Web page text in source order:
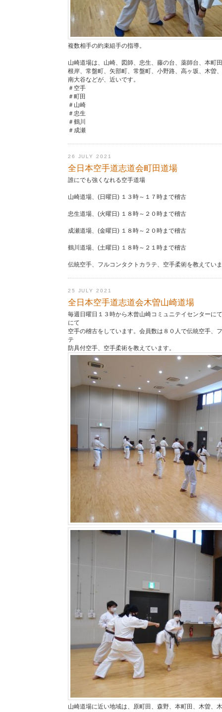
複数相手の約束組手の指導。
山崎道場は、山崎、図師、忠生、藤の台、薬師台、本町
根岸、常盤町、矢部町、常盤町、小野路、高ヶ坂、木曽
南大谷などが、近いです。
＃空手
＃町田
＃山崎
＃忠生
＃鶴川
＃成瀬
26 JULY 2021
全日本空手道志道会町田道場
誰にでも強くなれる空手道場
山崎道場、(日曜日) １３時～１７時まで稽古
忠生道場、(火曜日) １８時～２０時まで稽古
成瀬道場、(金曜日) １８時～２０時まで稽古
鶴川道場、(土曜日) １８時～２１時まで稽古
伝統空手、フルコンタクトカラテ、空手柔術を教えてい
25 JULY 2021
全日本空手道志道会木曽山崎道場
毎週日曜日１３時から木曾山崎コミュニテイセンターに
にて
空手の稽古をしています。会員数は８０人で伝統空手、
テ
防具付空手、空手柔術を教えています。
山崎道場に近い地域は、原町田、森野、本町田、木曽、